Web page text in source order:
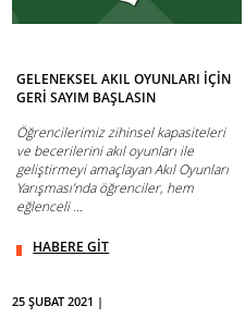
GELENEKSEL AKIL OYUNLARI İÇİN
GERİ SAYIM BAŞLASIN
Öğrencilerimiz zihinsel kapasiteleri
ve becerilerini akıl oyunları ile
geliştirmeyi amaçlayan Akıl Oyunları
Yarışması’nda öğrenciler, hem
eğlenceli ...
HABERE GİT
25 ŞUBAT 2021 |